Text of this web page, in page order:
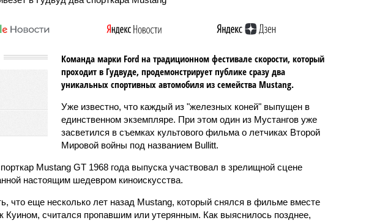
Команда марки Ford на традиционном фестивале скорости, который
проходит в Гудвуде, продемонстрирует публике сразу два
уникальных спортивных автомобиля из семейства Mustang.
Уже известно, что каждый из "железных коней" выпущен в
единственном экземпляре. При этом один из Мустангов уже
засветился в съемках культового фильма о летчиках Второй
Мировой войны под названием Bullitt.
Mustang GT 1968 года выпуска участвовал в зрелищной сцене
настоящим шедевром киноискусства.
что еще несколько лет назад Mustang, который снялся в фильме вместе
Куином, считался пропавшим или утерянным. Как выяснилось позднее,